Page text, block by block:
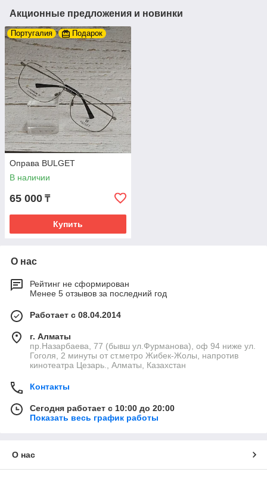
Акционные предложения и новинки
Португалия Подарок
Оправа BULGET
В наличии
65 000 ₸
Купить
О нас
Рейтинг не сформирован
Менее 5 отзывов за последний год
Работает с 08.04.2014
г. Алматы
пр.Назарбаева, 77 (бывш ул.Фурманова), оф 94 ниже ул.
Гоголя, 2 минуты от ст.метро Жибек-Жолы, напротив
кинотеатра Цезарь., Алматы, Казахстан
Контакты
Сегодня работает с 10:00 до 20:00
Показать весь график работы
О нас